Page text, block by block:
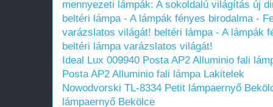
mennyezeti lámpák: A sokoldalú világítás új
beltéri lámpa - A lámpák fényes birodalma -
varázslatos világát! beltéri lámpa - A lámpák
beltéri lámpa varázslatos világát!
Ideal Lux 009940 Posta AP2 Alluminio fali
Posta AP2 Alluminio fali lámpa Lakitelek
Nowodvorski TL-8334 Petit lámpaernyő
lámpaernyő Bekölce